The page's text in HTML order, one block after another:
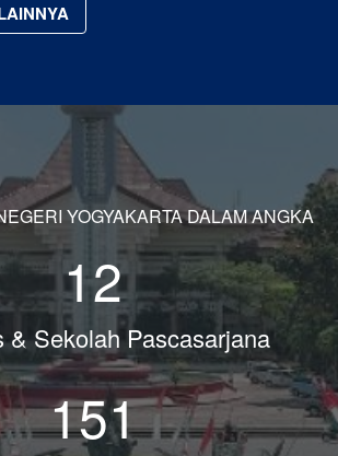
YOGYAKARTA DALAM ANGKA
12
& Sekolah Pascasarjana
151